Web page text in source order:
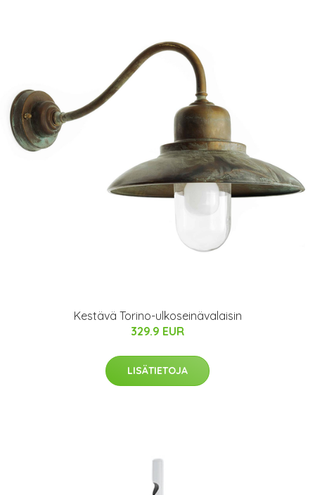
Kestävä Torino-ulkoseinävalaisin
329.9 EUR
LISÄTIETOJA